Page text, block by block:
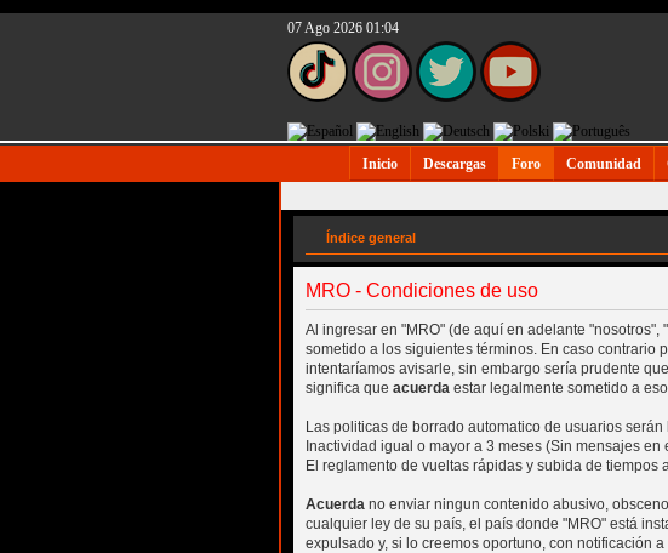
07 Ago 2026 01:04
Inicio Descargas Foro Comunidad
Índice general
MRO - Condiciones de uso
Al ingresar en "MRO" (de aquí en adelante "nosotros",
sometido a los siguientes términos. En caso contrario
intentaríamos avisarle, sin embargo sería prudente
significa que acuerda estar legalmente sometido a
Las politicas de borrado automatico de usuarios
Inactividad igual o mayor a 3 meses (Sin mensajes
El reglamento de vueltas rápidas y subida de tiempos
Acuerda no enviar ningun contenido abusivo,
cualquier ley de su país, el país donde "MRO" está
expulsado y, si lo creemos oportuno, con notificación